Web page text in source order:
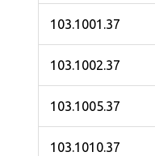
103.1001.37
103.1002.37
103.1005.37
103.1010.37